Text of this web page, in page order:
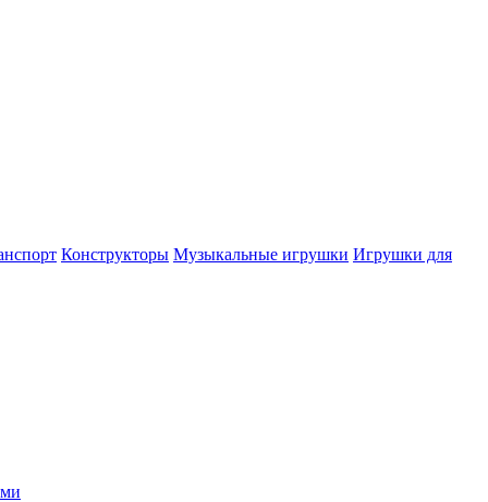
Конструкторы Музыкальные игрушки Игрушки для